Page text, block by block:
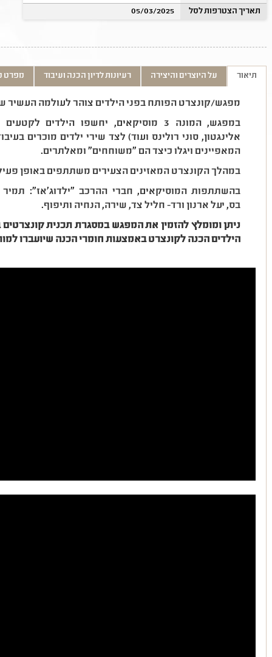
תאריך הצטרפות לסל
05/03/2025
תיאור על היוצרים והיצירה רעיונות לדיון הכנה ועיבוד מפרט
מפגש/קונצרט הפותח בפני הילדים צוהר לעולמה העשיר
במפגש, המונה 3 מוסיקאים, יחשפו
אלינגטון, סוני רולינס ועוד) לצד שירי ילדים מוכרים
המאפיינים ויגלו כיצד הם "משוחחים" ומאלתרים.
במהלך הקונצרט המאזינים הצעירים משתתפים באופן
בהשתתפות המוסיקאים, חברי ההרכב "ילדוג'אז":
בס, יעל ארנון ורד- חליל צד, שירה, הנחיה ותיפוף.
ניתן ומומלץ להזמין את המפגש במסגרת תכנית קונצרטים
הילדים הכנה לקונצרט באמצעות חומרי הכנה שיועברו